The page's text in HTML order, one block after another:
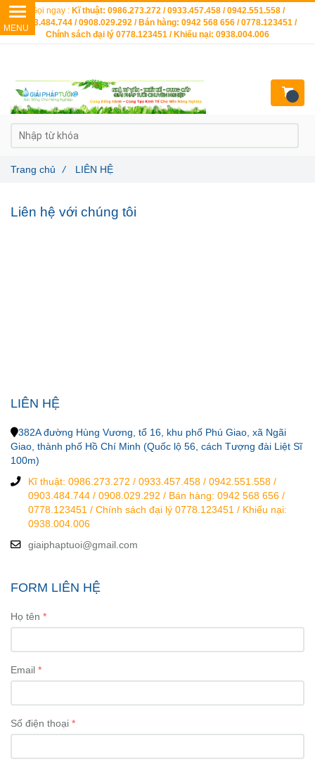
Liên hệ với chúng tôi
LIÊN HỆ
382A đường Hùng Vương, tổ 16, khu phố Phú Giao, xã Ngãi
Giao, thành phố Hồ Chí Minh (Quốc lộ 56, cách Tượng đài Liệt Sĩ
100m)
Kĩ thuật: 0986.273.272 / 0933.457.458 / 0942.551.558 /
0903.484.744 / 0908.029.292 / Bán hàng: 0942 568 656 /
0778.123451 / Chính sách đại lý 0778.123451 / Khiếu nại:
0938.004.006
giaiphaptuoi@gmail.com
FORM LIÊN HỆ
Họ tên
Email
Số điện thoại
Trang chủ / LIÊN HỆ
Gọi ngay : Kĩ thuật: 0986.273.272 / 0933.457.458 / 0942.551.558 /
0903.484.744 / 0908.029.292 / Bán hàng: 0942 568 656 / 0778.123451 /
Chính sách đại lý 0778.123451 / Khiếu nại: 0938.004.006